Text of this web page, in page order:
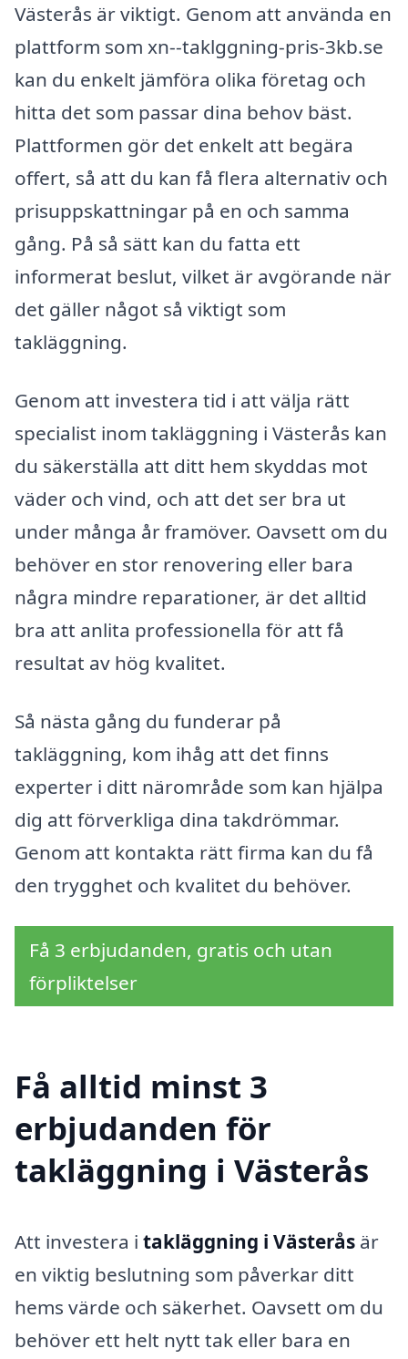
Västerås är viktigt. Genom att använda en
plattform som xn--taklggning-pris-3kb.se
kan du enkelt jämföra olika företag och
hitta det som passar dina behov bäst.
Plattformen gör det enkelt att begära
offert, så att du kan få flera alternativ och
prisuppskattningar på en och samma
gång. På så sätt kan du fatta ett
informerat beslut, vilket är avgörande när
det gäller något så viktigt som
takläggning.
Genom att investera tid i att välja rätt
specialist inom takläggning i Västerås kan
du säkerställa att ditt hem skyddas mot
väder och vind, och att det ser bra ut
under många år framöver. Oavsett om du
behöver en stor renovering eller bara
några mindre reparationer, är det alltid
bra att anlita professionella för att få
resultat av hög kvalitet.
Så nästa gång du funderar på
takläggning, kom ihåg att det finns
experter i ditt närområde som kan hjälpa
dig att förverkliga dina takdrömmar.
Genom att kontakta rätt firma kan du få
den trygghet och kvalitet du behöver.
Få 3 erbjudanden, gratis och utan
förpliktelser
Få alltid minst 3
erbjudanden för
takläggning i Västerås
Att investera i takläggning i Västerås är
en viktig beslutning som påverkar ditt
hems värde och säkerhet. Oavsett om du
behöver ett helt nytt tak eller bara en